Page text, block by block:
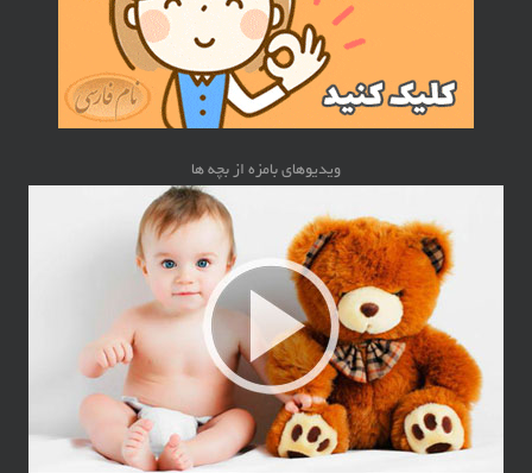
ویدیوهای بامزه از بچه ها